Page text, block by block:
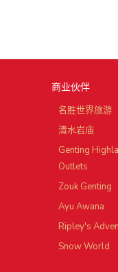
商业伙伴
名胜世界旅游
清水岩庙
Genting
Outlets
Zouk Genting
Ayu Awana
Ripley's
Snow World